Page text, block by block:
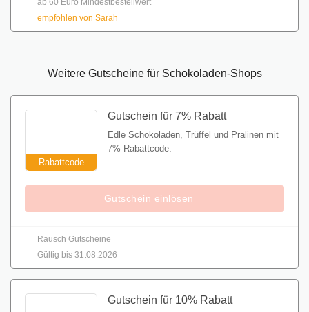
empfohlen von Sarah
Weitere Gutscheine für Schokoladen-Shops
Rabattcode
Gutschein für 7% Rabatt
Edle Schokoladen, Trüffel und Pralinen mit
7% Rabattcode.
Gutschein einlösen
Rausch Gutscheine
Gültig bis 31.08.2026
Gutschein für 10% Rabatt